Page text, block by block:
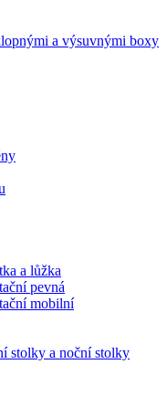
a výsuvnými boxy
a lůžka
pevná
mobilní
stolky a noční stolky